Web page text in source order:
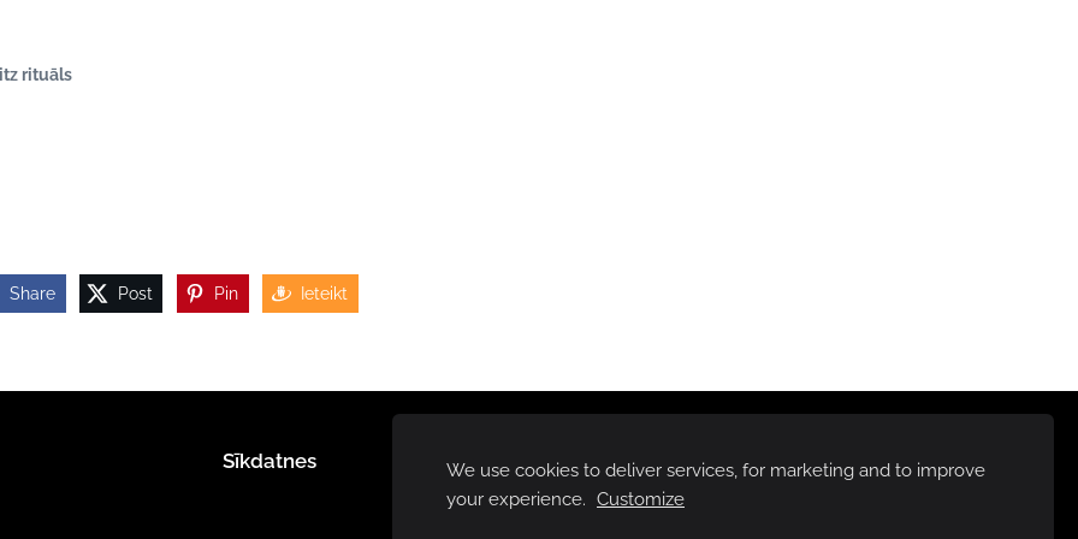
rituāls
Share Post Pin Ieteikt
Sīkdatnes
We use cookies to deliver services, for marketing and to improve
your experience. Customize